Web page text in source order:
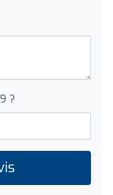
?